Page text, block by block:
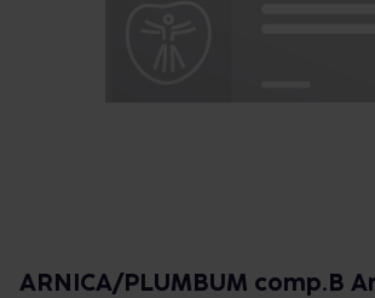
ARNICA/PLUMBUM comp.B